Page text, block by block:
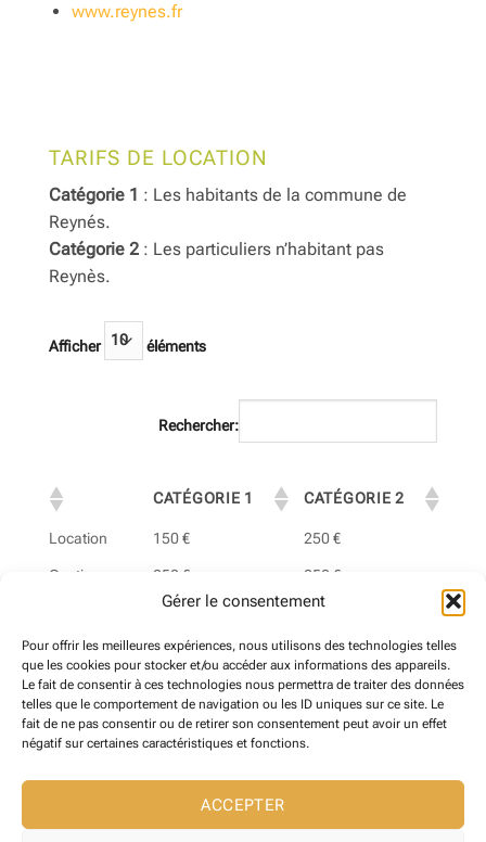
Gérer le consentement
Pour offrir les meilleures expériences, nous utilisons des technologies telles
que les cookies pour stocker et/ou accéder aux informations des appareils.
Le fait de consentir à ces technologies nous permettra de traiter des données
telles que le comportement de navigation ou les ID uniques sur ce site. Le
fait de ne pas consentir ou de retirer son consentement peut avoir un effet
négatif sur certaines caractéristiques et fonctions.
ACCEPTER
www.reynes.fr
TARIFS DE LOCATION
Catégorie 1 : Les habitants de la commune de
Reynés.
Catégorie 2 : Les particuliers n’habitant pas
Reynès.
Afficher éléments
Rechercher:
CATÉGORIE 1 CATÉGORIE 2
Location 150 €
250 €
Caution
250 €
250 €
Oui
Oui
Convention
Oui Oui
Affichage des éléments 1 à 4 sur 4 éléments
❮